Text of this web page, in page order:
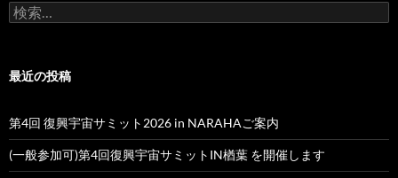
検
索:
最近の投稿
第4回 復興宇宙サミット2026 in NARAHAご案内
(一般参加可)第4回復興宇宙サミットIN楢葉 を開催します